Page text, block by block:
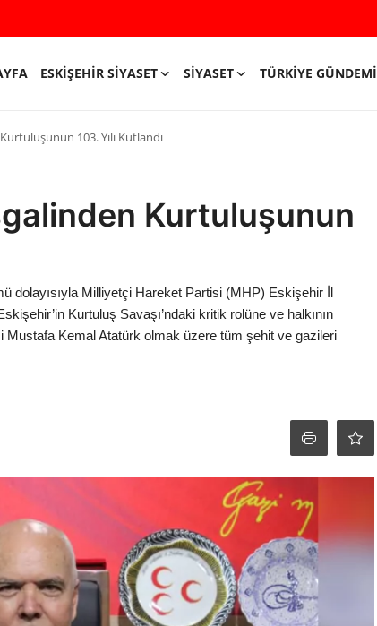
ESKIŞEHIR SIYASET SIYASET TÜRKIYE GÜNDEMI
103. Yılı Kutlandı
Kurtuluşunun
dolayısıyla Milliyetçi Hareket Partisi (MHP) Eskişehir İl
Kurtuluş Savaşı’ndaki kritik rolüne ve halkının
Kemal Atatürk olmak üzere tüm şehit ve gazileri